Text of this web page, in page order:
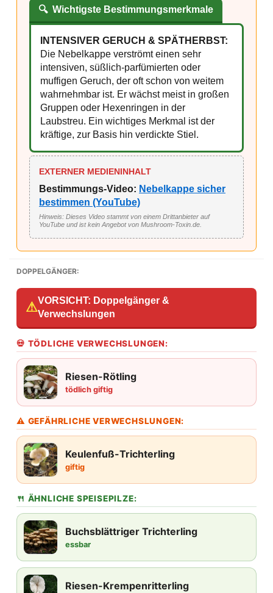
🔍 Wichtigste Bestimmungsmerkmale
INTENSIVER GERUCH & SPÄTHERBST:
Die Nebelkappe verströmt einen sehr
intensiven, süßlich-parfümierten oder
muffigen Geruch, der oft schon von weitem
wahrnehmbar ist. Er wächst meist in großen
Gruppen oder Hexenringen in der
Laubstreu. Ein wichtiges Merkmal ist der
kräftige, zur Basis hin verdickte Stiel.
EXTERNER MEDIENINHALT
Bestimmungs-Video: Nebelkappe sicher
bestimmen (YouTube)
Hinweis: Dieses Video stammt von einem Drittanbieter auf
YouTube und ist kein Angebot von Mushroom-Toxin.de.
DOPPELGÄNGER:
⚠VORSICHT: Doppelgänger &
Verwechslungen
💀 TÖDLICHE VERWECHSLUNGEN:
Riesen-Rötling
tödlich giftig
⚠ GEFÄHRLICHE VERWECHSLUNGEN:
Keulenfuß-Trichterling
giftig
🍴 ÄHNLICHE SPEISEPILZE:
Buchsblättriger Trichterling
essbar
Riesen-Krempenritterling